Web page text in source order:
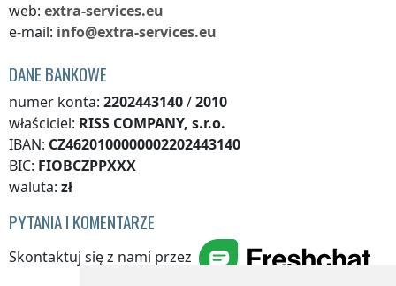
web: extra-services.eu
e-mail: info@extra-services.eu
DANE BANKOWE
numer konta: 2202443140/2010
właściciel: RISS COMPANY, s.r.o.
IBAN: CZ4620100000002202443140
BIC: FIOBCZPPXXX
waluta: zł
PYTANIA I KOMENTARZE
Skontaktuj się z nami przez